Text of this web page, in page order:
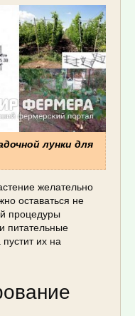
лунки для
желательно
оставаться не
процедуры
питательные
их на